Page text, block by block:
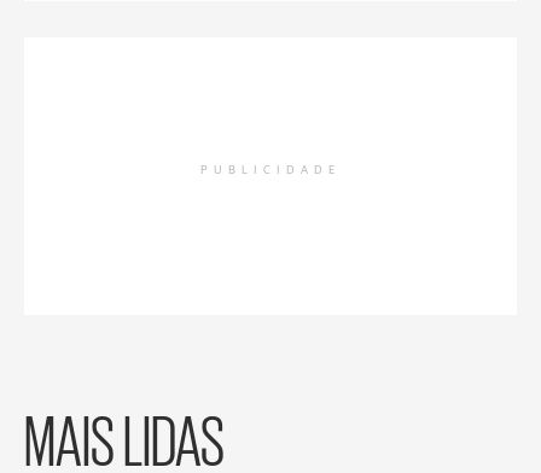
PUBLICIDADE
MAIS LIDAS